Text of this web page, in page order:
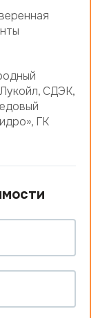
СДЭК,
ГК